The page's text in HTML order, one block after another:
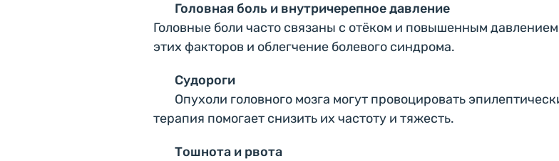
Головная боль и внутричерепное давление
Головные боли часто связаны с отёком и повышенным
этих факторов и облегчение болевого синдрома.
Судороги
Опухоли головного мозга могут провоцировать
терапия помогает снизить их частоту и тяжесть.
Тошнота и рвота